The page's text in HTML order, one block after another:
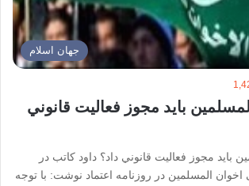
جهان اسلام
بايد مجوز فعاليت قانوني
بايد مجوز فعاليت قانوني داد؟ داود کاتب در
المسلمین در روزنامه اعتماد نوشت: با توجه